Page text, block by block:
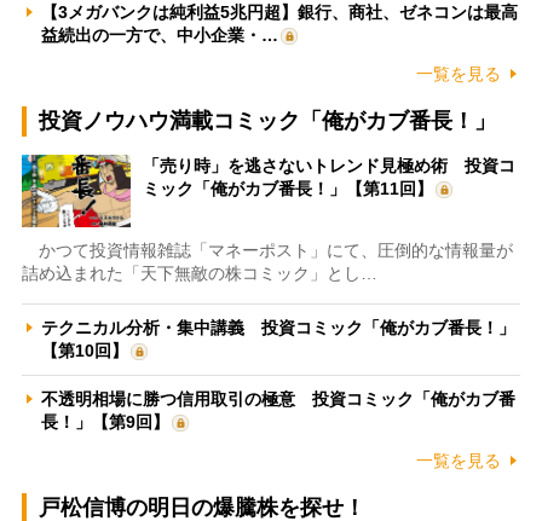
【3メガバンクは純利益5兆円超】銀行、商社、ゼネコンは最高
益続出の一方で、中小企業・…
一覧を見る
投資ノウハウ満載コミック「俺がカブ番長！」
「売り時」を逃さないトレンド見極め術 投資コ
ミック「俺がカブ番長！」【第11回】
かつて投資情報雑誌「マネーポスト」にて、圧倒的な情報量が
詰め込まれた「天下無敵の株コミック」とし…
テクニカル分析・集中講義 投資コミック「俺がカブ番長！」
【第10回】
不透明相場に勝つ信用取引の極意 投資コミック「俺がカブ番
長！」【第9回】
一覧を見る
戸松信博の明日の爆騰株を探せ！